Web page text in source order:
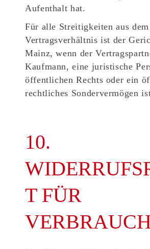
Aufenthalt hat.
Für alle Streitigkeiten aus dem
Vertragsverhältnis ist der
Mainz, wenn der
Kaufmann, eine juristische
öffentlichen Rechts oder ein
rechtliches Sondervermögen
10.
T FÜR